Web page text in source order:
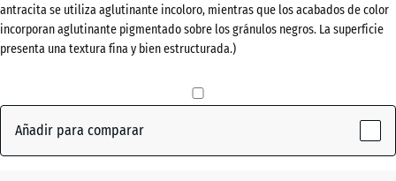
Gris
pizarra(active)
Rojo
x
40
mm
seleccionada,
enmarcada
en azul, se
antracita se utiliza aglutinante incoloro, mientras que los acabados de color
incorporan aglutinante pigmentado sobre los gránulos negros. La superficie
presenta una textura fina y bien estructurada.)
Añadir para comparar